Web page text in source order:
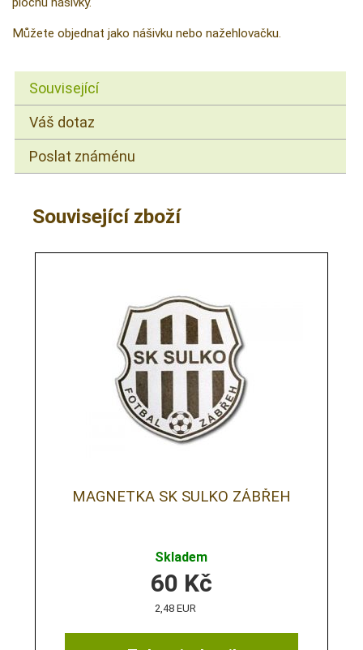
Můžete objednat jako nášivku nebo nažehlovačku.
Související
Váš dotaz
Poslat známénu
Související zboží
MAGNETKA SK SULKO ZÁBŘEH
Skladem
60 Kč
2,48 EUR